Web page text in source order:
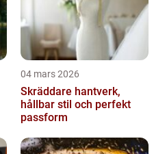
04 mars 2026
Skräddare hantverk,
hållbar stil och perfekt
passform